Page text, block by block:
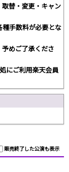
替・変更・キャン
手数料が必要とな
めご了承くださ
にご利用楽天会員
販売終了した公演も表示